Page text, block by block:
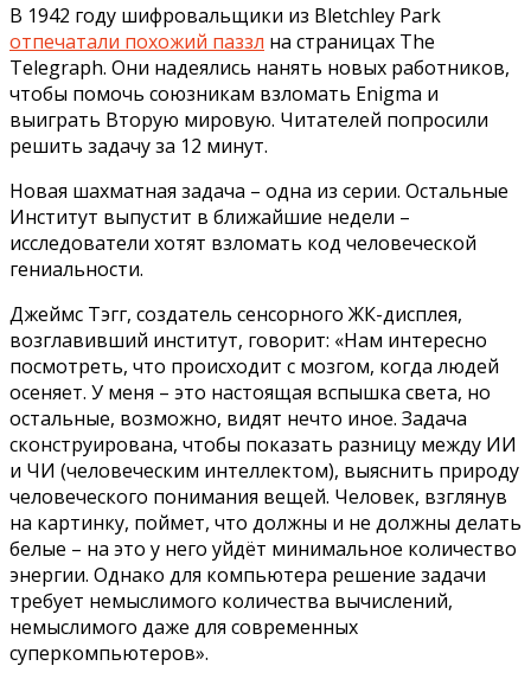
В 1942 году шифровальщики из Bletchley Park
отпечатали похожий паззл на страницах The
Telegraph. Они надеялись нанять новых работников,
чтобы помочь союзникам взломать Enigma и
выиграть Вторую мировую. Читателей попросили
решить задачу за 12 минут.
Новая шахматная задача – одна из серии. Остальные
Институт выпустит в ближайшие недели –
исследователи хотят взломать код человеческой
гениальности.
Джеймс Тэгг, создатель сенсорного ЖК-дисплея,
возглавивший институт, говорит: «Нам интересно
посмотреть, что происходит с мозгом, когда людей
осеняет. У меня – это настоящая вспышка света, но
остальные, возможно, видят нечто иное. Задача
сконструирована, чтобы показать разницу между ИИ
и ЧИ (человеческим интеллектом), выяснить природу
человеческого понимания вещей. Человек, взглянув
на картинку, поймет, что должны и не должны делать
белые – на это у него уйдёт минимальное количество
энергии. Однако для компьютера решение задачи
требует немыслимого количества вычислений,
немыслимого даже для современных
суперкомпьютеров».